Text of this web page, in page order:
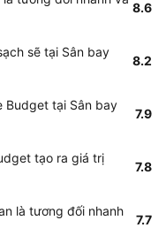
8.6
sẽ tại Sân bay
8.2
Budget tại Sân bay
7.9
tạo ra giá trị
7.8
là tương đối nhanh
7.7